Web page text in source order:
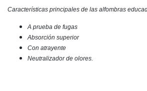
Características principales de las alfombras
A prueba de fugas
Absorción superior
Con atrayente
Neutralizador de olores.